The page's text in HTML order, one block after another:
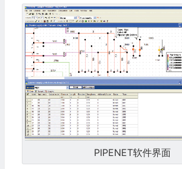
PIPENET软件界面